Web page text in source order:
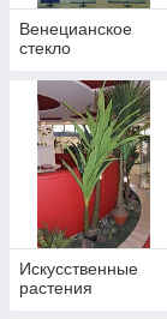
Венецианское
стекло
Искусственные
растения